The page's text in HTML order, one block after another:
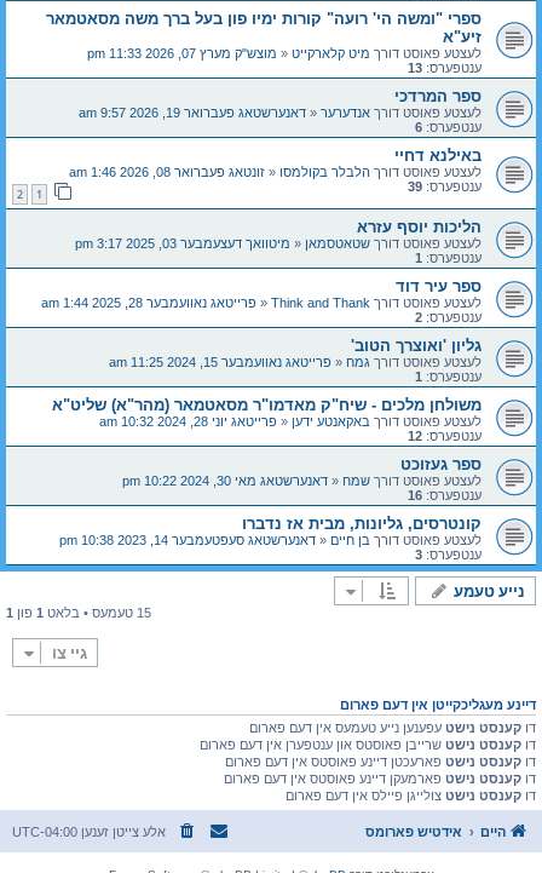
ספרי "ומשה הי' רועה" קורות ימיו פון בעל ברך משה מסאטמאר
זיע"א
לעצטע פאוסט דורך מיט קלארקייט « מוצש"ק מערץ 07, 2026 11:33 pm
ענטפערס: 13
ספר המרדכי
לעצטע פאוסט דורך אנדערער « דאנערשטאג פעברואר 19, 2026 9:57 am
ענטפערס: 6
באילנא דחיי
לעצטע פאוסט דורך הלבלר בקולמסו « זונטאג פעברואר 08, 2026 1:46 am
ענטפערס: 39
1
2
הליכות יוסף עזרא
לעצטע פאוסט דורך שטאטסמאן « מיטוואך דעצעמבער 03, 2025 3:17 pm
ענטפערס: 1
ספר עיר דוד
לעצטע פאוסט דורך Think and Thank
« פרייטאג נאוועמבער 28, 2025 1:44 am
ענטפערס: 2
גליון 'ואוצרך הטוב'
לעצטע פאוסט דורך גמח « פרייטאג נאוועמבער 15, 2024 11:25 am
ענטפערס: 1
משולחן מלכים - שיח"ק מאדמו"ר מסאטמאר (מהר"א) שליט"א
לעצטע פאוסט דורך באקאנטע ידען « פרייטאג יוני 28, 2024 10:32 am
ענטפערס: 12
ספר געזוכט
לעצטע פאוסט דורך שמח « דאנערשטאג מאי 30, 2024 10:22 pm
ענטפערס: 16
קונטרסים, גליונות, מבית אז נדברו
לעצטע פאוסט דורך בן חיים « דאנערשטאג סעפטעמבער 14, 2023 10:38 pm
ענטפערס: 3
נייע טעמע
15 טעמעס • בלאט 1 פון 1
גיי צו
דיינע מעגליכקייטן אין דעם פארום
דו קענסט נישט עפענען נייע טעמעס אין דעם פארום
דו קענסט נישט שרייבן פאוסטס און ענטפערן אין דעם פארום
דו קענסט נישט פארעכטן דיינע פאוסטס אין דעם פארום
דו קענסט נישט פארמעקן דיינע פאוסטס אין דעם פארום
דו קענסט נישט צולייגן פיילס אין דעם פארום
היים אידטיש פארומס אלע צייטן זענען UTC-04:00